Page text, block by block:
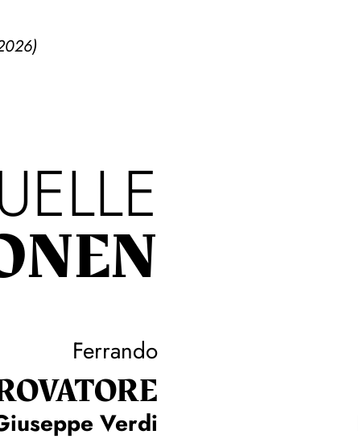
Ferrando
Verdi